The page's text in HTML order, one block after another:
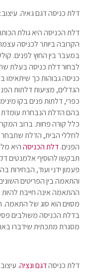
דלת כניסה דגם גאיה.
דלת הכניסה היא גולת
הקרובה ביותר לכניסה
במעבר בין החוץ לפנים.
לבחור דלת כניסה בעלת
כניסה גבוהות כך
הגדלים, מציעות דלתות
כפרי, דלתות פנים בקו
בהם הדלת הנבחרת עומדת
כלל קורה פחות. ברוב
לחללי הבית, הדלת שתבחר
הפנים.דלת הכניסההיא
תבקשו להוסיף אלמנטים
פעמון ידני ועוד,
והתאמה בין הפריטים
ההתאמה אינה חייבת
מסוים הוא סוג של התאמה.
בדלת הכניסה משולבים פסי
מסגרת מתכתית שידברו
דלת כניסהדגם ונציה.